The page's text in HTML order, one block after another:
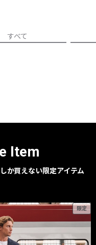
人気記事
フォーカ
すべて
Item
か買えない限定アイテム
限定